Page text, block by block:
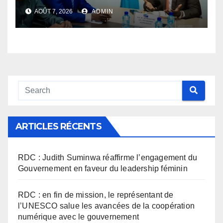
l’application des nouvelles
taxes dans le secteur du
numérique
AOÛT 7, 2026 ADMIN
ARTICLES RÉCENTS
RDC : Judith Suminwa réaffirme l’engagement du
Gouvernement en faveur du leadership féminin
RDC : en fin de mission, le représentant de
l’UNESCO salue les avancées de la coopération
numérique avec le gouvernement